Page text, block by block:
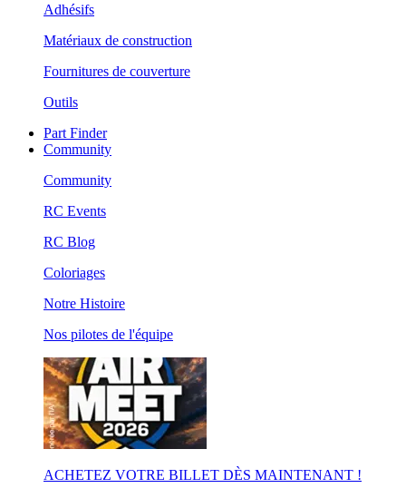
Adhésifs
Matériaux de construction
Fournitures de couverture
Outils
Part Finder
Community
Community
RC Events
RC Blog
Coloriages
Notre Histoire
Nos pilotes de l'équipe
ACHETEZ VOTRE BILLET DÈS MAINTENANT !